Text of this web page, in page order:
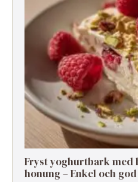
Fryst yoghurtbark med
honung – Enkel och